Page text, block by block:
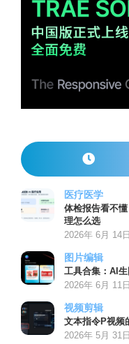
医疗医学
体检报告看不
理怎么选
2026年 6月 14日
图片编辑
工具合集：AI
2026年 6月 11日
视频剪辑
文本指令P视频
2026年 5月 31日